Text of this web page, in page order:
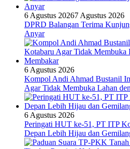
6 Agustus 20267 Agustus 2026
DPRD Balangan Terima
Anyar
6 Agustus 2026
Kompol Andi Ahmad Bustanil
Agar Tidak Membuka Lahan
6 Agustus 2026
Peringati HUT ke-51, PT ITP
Depan Lebih Hijau dan